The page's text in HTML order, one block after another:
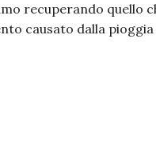
recuperando quello
causato dalla pioggia